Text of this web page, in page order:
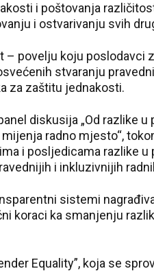
i poštovanja
i ostvarivanju svih
– povelju koju poslodavci
stvaranju
za zaštitu jednakosti.
diskusija „Od razlike
radno mjesto“,
i posljedicama razlike u
i inkluzivnijih
sistemi
koraci ka smanjenju
Equality”, koja se